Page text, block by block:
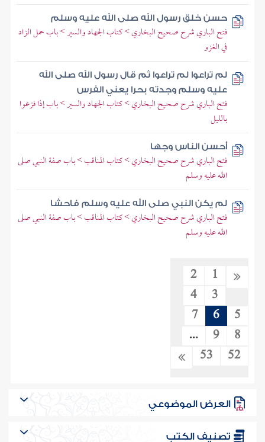
حسن خلق رسول الله صلى الله عليه وسلم
فتح الباري شرح صحيح البخاري > كتاب الجهاد والسير > باب حمل الزاد
في الغزو
لم تراعوا لم تراعوا ثم قال رسول الله صلى الله
عليه وسلم وجدته بحرا يعني الفرس
فتح الباري شرح صحيح البخاري > كتاب الجهاد والسير > باب إذا فزعوا
بالليل
أحسن الناس وجها
فتح الباري شرح صحيح البخاري > كتاب المناقب > باب صفة النبي صلى
الله عليه وسلم
لم يكن النبي صلى الله عليه وسلم فاحشا
فتح الباري شرح صحيح البخاري > كتاب المناقب > باب صفة النبي صلى
الله عليه وسلم
1
2
3
4
5
6
7
8
9
...
52
53
العرض الموضوعي
تصنيف الكتب